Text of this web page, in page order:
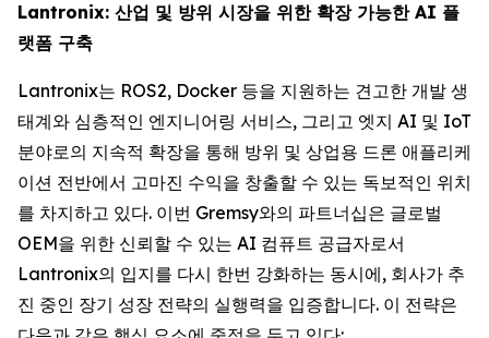
Lantronix: 산업 및 방위 시장을 위한 확장 가능한 AI 플
랫폼 구축
Lantronix는 ROS2, Docker 등을 지원하는 견고한 개발 생
태계와 심층적인 엔지니어링 서비스, 그리고 엣지 AI 및 IoT
분야로의 지속적 확장을 통해 방위 및 상업용 드론 애플리케
이션 전반에서 고마진 수익을 창출할 수 있는 독보적인 위치
를 차지하고 있다. 이번 Gremsy와의 파트너십은 글로벌
OEM을 위한 신뢰할 수 있는 AI 컴퓨트 공급자로서
Lantronix의 입지를 다시 한번 강화하는 동시에, 회사가 추
진 중인 장기 성장 전략의 실행력을 입증합니다. 이 전략은